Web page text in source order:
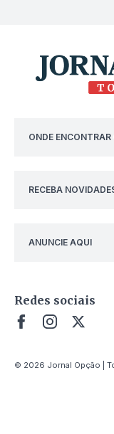
ONDE
RECEBA
ANUNCIE AQUI
Redes sociais
© 2026 Jornal Opção |